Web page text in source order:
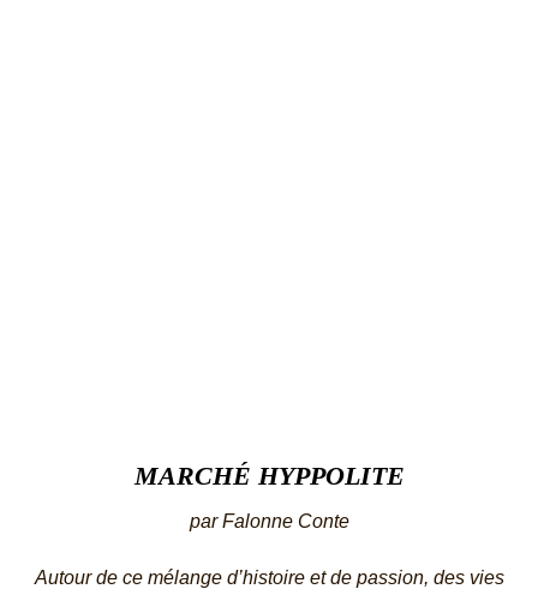
MARCHÉ HYPPOLITE
par Falonne Conte
Autour de ce mélange d’histoire et de passion, des vies